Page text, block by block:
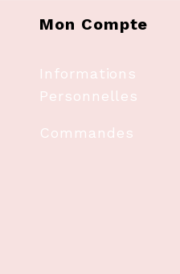
Mon Compte
Informations
Personnelles
Commandes